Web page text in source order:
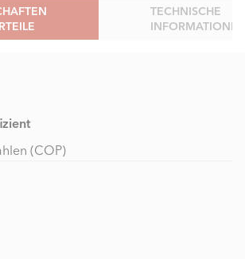
TECHNISCHE
(COP)